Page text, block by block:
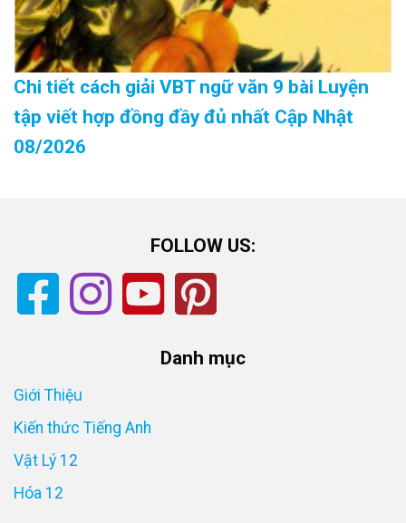
Chi tiết cách giải VBT ngữ văn 9 bài Luyện
tập viết hợp đồng đầy đủ nhất Cập Nhật
08/2026
FOLLOW US:
Danh mục
Giới Thiệu
Kiến thức Tiếng Anh
Vật Lý 12
Hóa 12